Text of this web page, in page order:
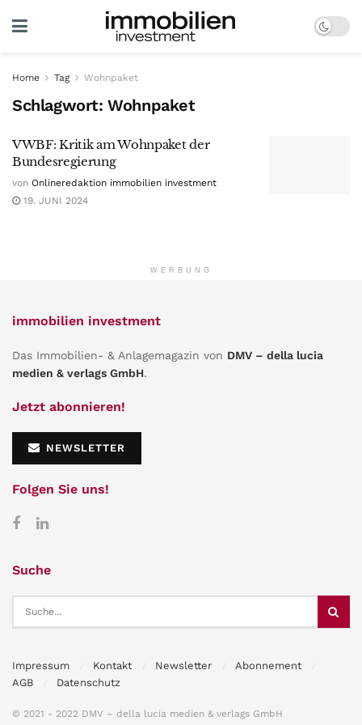
Home Tag Wohnpaket
Schlagwort:Wohnpaket
VWBF: Kritik am Wohnpaket der
Bundesregierung
von Onlineredaktion immobilien investment
19. JUNI 2024
WERBUNG
immobilien investment
Das Immobilien- & Anlagemagazin von DMV – della lucia
medien & verlags GmbH.
Jetzt abonnieren!
NEWSLETTER
Folgen Sie uns!
Suche
Impressum Kontakt Newsletter
Abonnement
AGB
Datenschutz
© 2021 - 2022 DMV – della lucia medien & verlags GmbH